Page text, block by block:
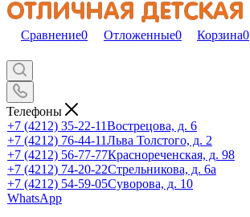
Сравнение0 Отложенные0 Корзина0
Телефоны
+7 (4212) 35-22-11Вострецова, д. 6
+7 (4212) 76-44-11Льва Толстого, д. 2
+7 (4212) 56-77-77Краснореченская, д. 98
+7 (4212) 74-20-22Стрельникова, д. 6а
+7 (4212) 54-59-05Суворова, д. 10
WhatsApp